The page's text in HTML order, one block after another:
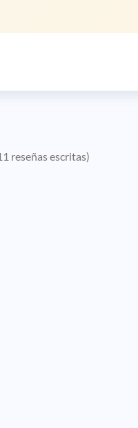
reseñas escritas)